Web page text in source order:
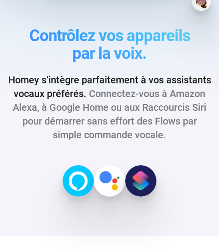
Contrôlez vos appareils
par la voix.
Homey s’intègre parfaitement à vos assistants
vocaux préférés. Connectez-vous à Amazon
Alexa, à Google Home ou aux Raccourcis Siri
pour démarrer sans effort des Flows par
simple commande vocale.